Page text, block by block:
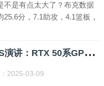
不是有点太大了？布克数据
25.6分，7.1助攻，4.1篮板，
黄
仁勋CES演讲：RTX 50系GPU、基础模型Cosmos等产品技术登场
2025-03-09